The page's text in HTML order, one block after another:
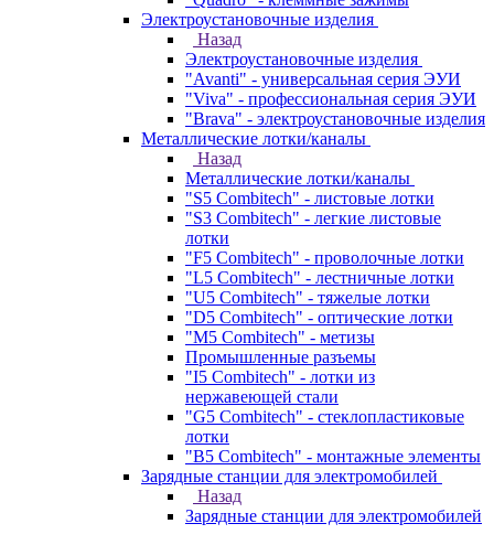
Электроустановочные изделия
Назад
Электроустановочные изделия
"Avanti" - универсальная серия ЭУИ
"Viva" - профессиональная серия ЭУИ
"Brava" - электроустановочные изделия
Металлические лотки/каналы
Назад
Металлические лотки/каналы
"S5 Combitech" - листовые лотки
"S3 Combitech" - легкие листовые
лотки
"F5 Combitech" - проволочные лотки
"L5 Combitech" - лестничные лотки
"U5 Combitech" - тяжелые лотки
"D5 Combitech" - оптические лотки
"M5 Combitech" - метизы
Промышленные разъемы
"I5 Combitech" - лотки из
нержавеющей стали
"G5 Combitech" - стеклопластиковые
лотки
"B5 Combitech" - монтажные элементы
Зарядные станции для электромобилей
Назад
Зарядные станции для электромобилей